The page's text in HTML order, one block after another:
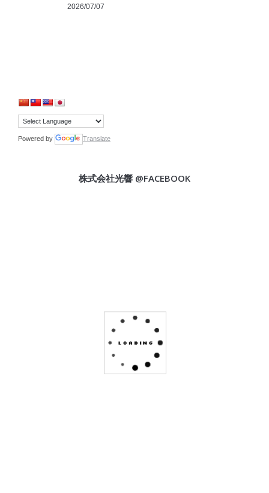
2026/07/07
Powered by Translate
株式会社光響 @FACEBOOK